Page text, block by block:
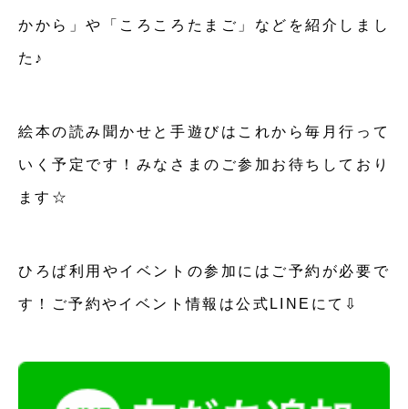
かから」や「ころころたまご」などを紹介しまし
た♪
絵本の読み聞かせと手遊びはこれから毎月行って
いく予定です！みなさまのご参加お待ちしており
ます☆
ひろば利用やイベントの参加にはご予約が必要で
す！ご予約やイベント情報は公式LINEにて⇩